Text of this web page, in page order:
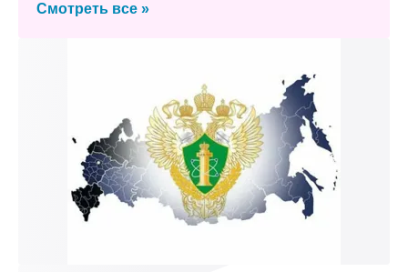
Смотреть все »